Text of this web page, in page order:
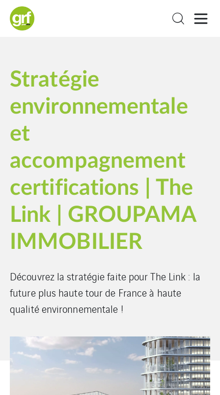
Stratégie
environnementale
et
accompagnement
certifications | The
Link | GROUPAMA
IMMOBILIER
Découvrez la stratégie faite pour The Link : la
future plus haute tour de France à haute
qualité environnementale !